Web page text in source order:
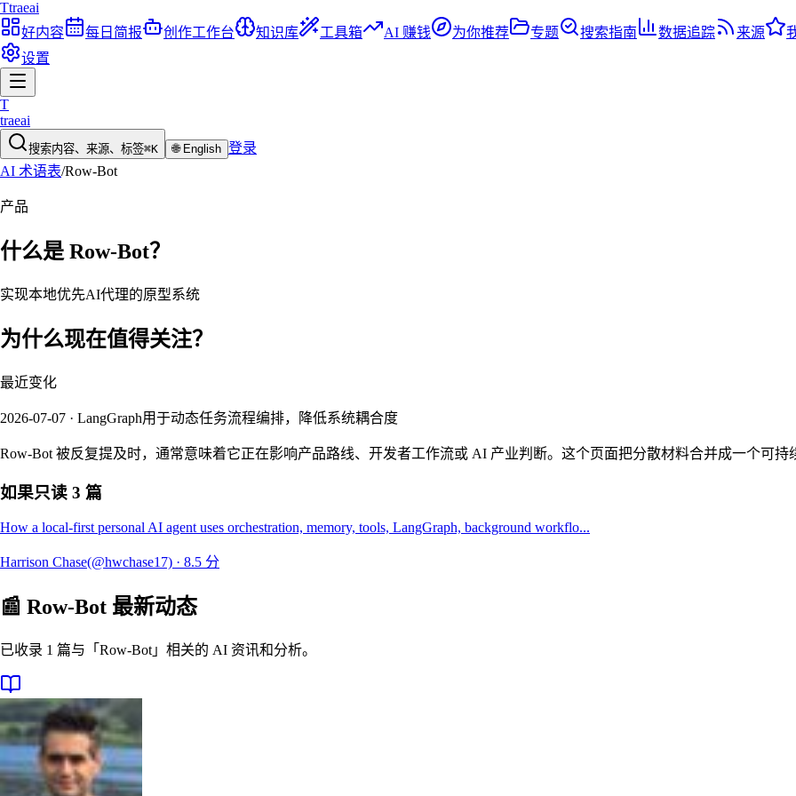
Ttraeai
好内容
每日简报 创作工作台 知识库 工具箱 AI 赚钱 为你推荐 专题 搜索指南 数据追踪 来源
设置
T
traeai
搜索内容、来源、标签⌘K 🌐 English 登录
AI 术语表/Row-Bot
产品
什么是 Row-Bot？
实现本地优先AI代理的原型系统
为什么现在值得关注？
最近变化
2026-07-07 · LangGraph用于动态任务流程编排，降低系统耦合度
Row-Bot 被反复提及时，通常意味着它正在影响产品路线、开发者工作流或 AI 产业判断。这个页面把分散材料合并成一个可持
如果只读 3 篇
How a local-first personal AI agent uses orchestration, memory, tools, LangGraph, background workflo...
Harrison Chase(@hwchase17) · 8.5 分
📰 Row-Bot 最新动态
已收录 1 篇与「Row-Bot」相关的 AI 资讯和分析。